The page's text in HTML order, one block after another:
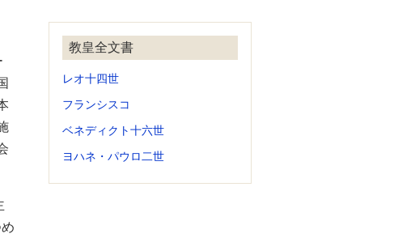
教皇全文書
レオ十四世
フランシスコ
ベネディクト十六世
ヨハネ・パウロ二世